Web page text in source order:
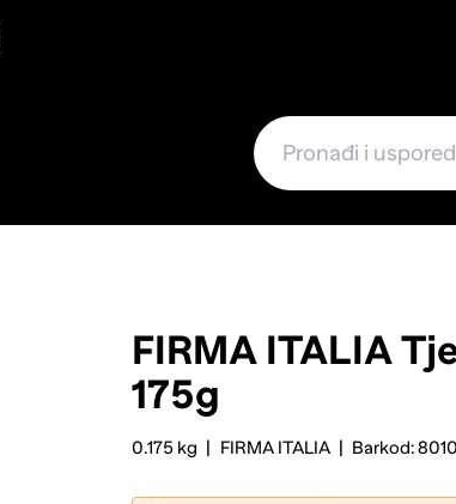
FIRMA ITALIA
175g
0.175 kg FIRMA ITALIA Barkod: